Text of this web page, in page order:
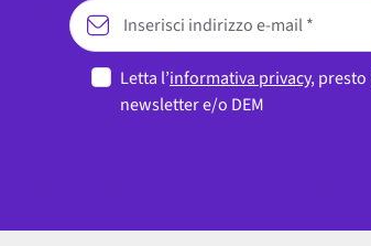
Letta l’informativa privacy, presto
newsletter e/o DEM